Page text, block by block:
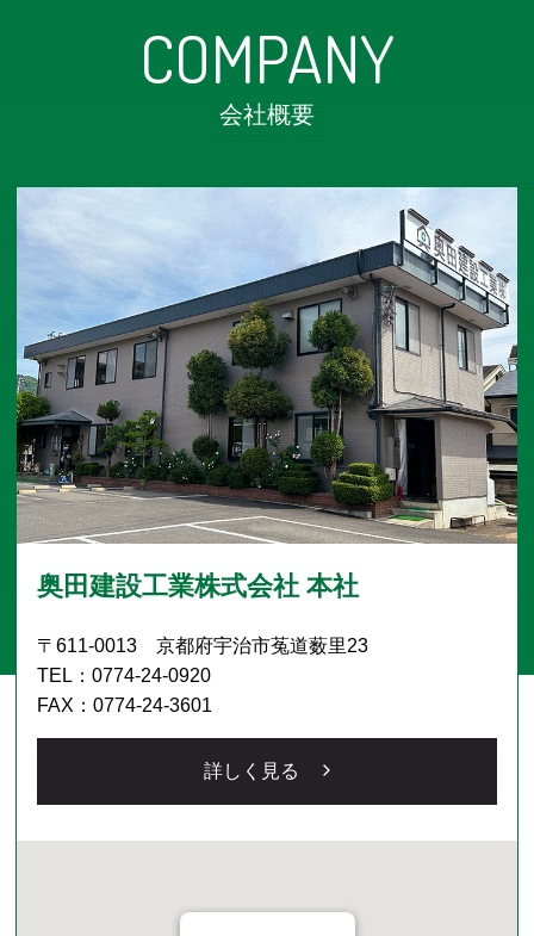
COMPANY
会社概要
奥田建設工業株式会社 本社
〒611-0013 京都府宇治市菟道薮里23
TEL：0774-24-0920
FAX：0774-24-3601
詳しく見る